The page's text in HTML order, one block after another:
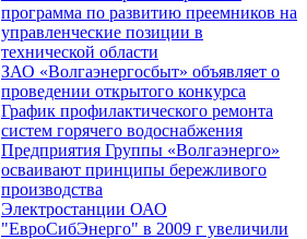
программа по развитию преемников на
управленческие позиции в
технической области
ЗАО «Волгаэнергосбыт» объявляет о
проведении открытого конкурса
График профилактического ремонта
систем горячего водоснабжения
Предприятия Группы «Волгаэнерго»
осваивают принципы бережливого
производства
Электростанции ОАО
"ЕвроСибЭнерго" в 2009 г увеличили